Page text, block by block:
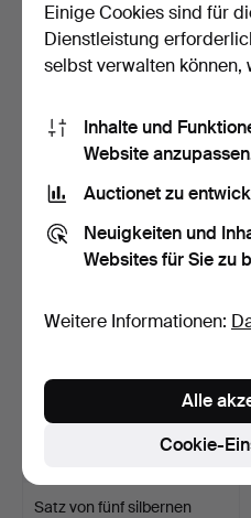
TASCHENUHR/HALSKETT
E, Schwalbe, Manuell.
1 Gebot
32 USD
Satz von fünf silbernen
Einige Cookies sind für
Dienstleistung
selbst verwalten können,
Inhalte und
Website
Auctionet zu
Neuigkeiten und
Websites für Sie zu
Weitere Informationen:
Cookie-
Alle